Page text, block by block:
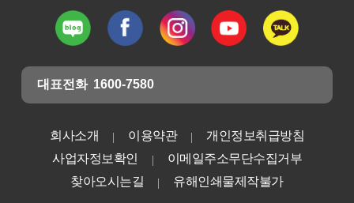
대표전화 1600-7580
회사소개 이용약관
개인정보취급방침
사업자정보확인
이메일주소무단수집거부
찾아오시는길
유해인쇄물제작불가